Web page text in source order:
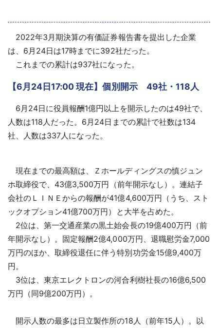
採用情報
よくあるご質問
English
2022年3月期決算の有価証券報告書を提出した企業
は、6月24日は17時までに392社だった。
これまでの累計は937社になった。
【6月24日17:00 現在】個別開示 49社・118人
6月24日に役員報酬1億円以上を開示したのは49社で、
人数は118人だった。6月24日までの累計で社数は134
社、人数は337人になった。
現在までの最高額は、Ｚホールディングスの慎ジュン
ホ取締役で、43億3,500万円（前年開示なし）。連結子
会社のＬＩＮＥからの報酬が41億4,600万円（うち、スト
ックオプション41億700万円）と大半を占めた。
2位は、第一交通産業の黒土始会長の19億400万円（前
年開示なし）。固定報酬2億4,000万円、退職慰労金7,000
万円のほか、取締役退任に伴う特別功労金15億9,400万
円。
3位は、東京エレクトロンの河合利樹社長の16億6,500
万円（同9億200万円）。
開示人数の最多は日立製作所の18人（前年15人）。以